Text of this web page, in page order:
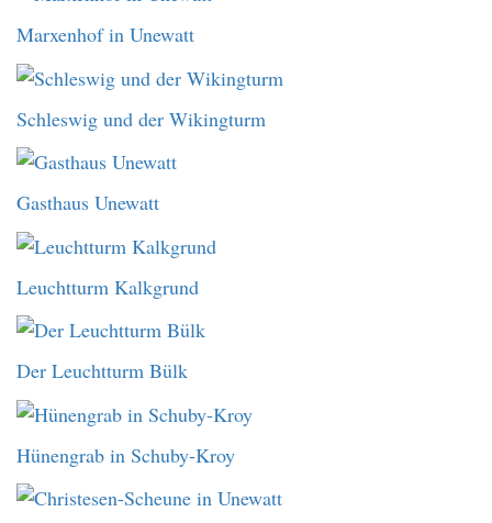
Marxenhof in Unewatt
Schleswig und der Wikingturm
Gasthaus Unewatt
Leuchtturm Kalkgrund
Der Leuchtturm Bülk
Hünengrab in Schuby-Kroy